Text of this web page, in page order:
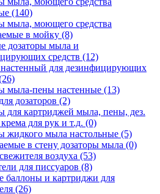
(140)
мыла, моющего средства
в мойку (8)
дозаторы мыла и
средств (12)
настенный для дезинфицирующих
мыла-пены настенные (13)
дозаторов (2)
для картриджей мыла, пены, дез.
для рук и т.д. (0)
жидкого мыла настольные (5)
в стену дозаторы мыла (0)
воздуха (53)
для писсуаров (8)
баллоны и картриджи для
(26)